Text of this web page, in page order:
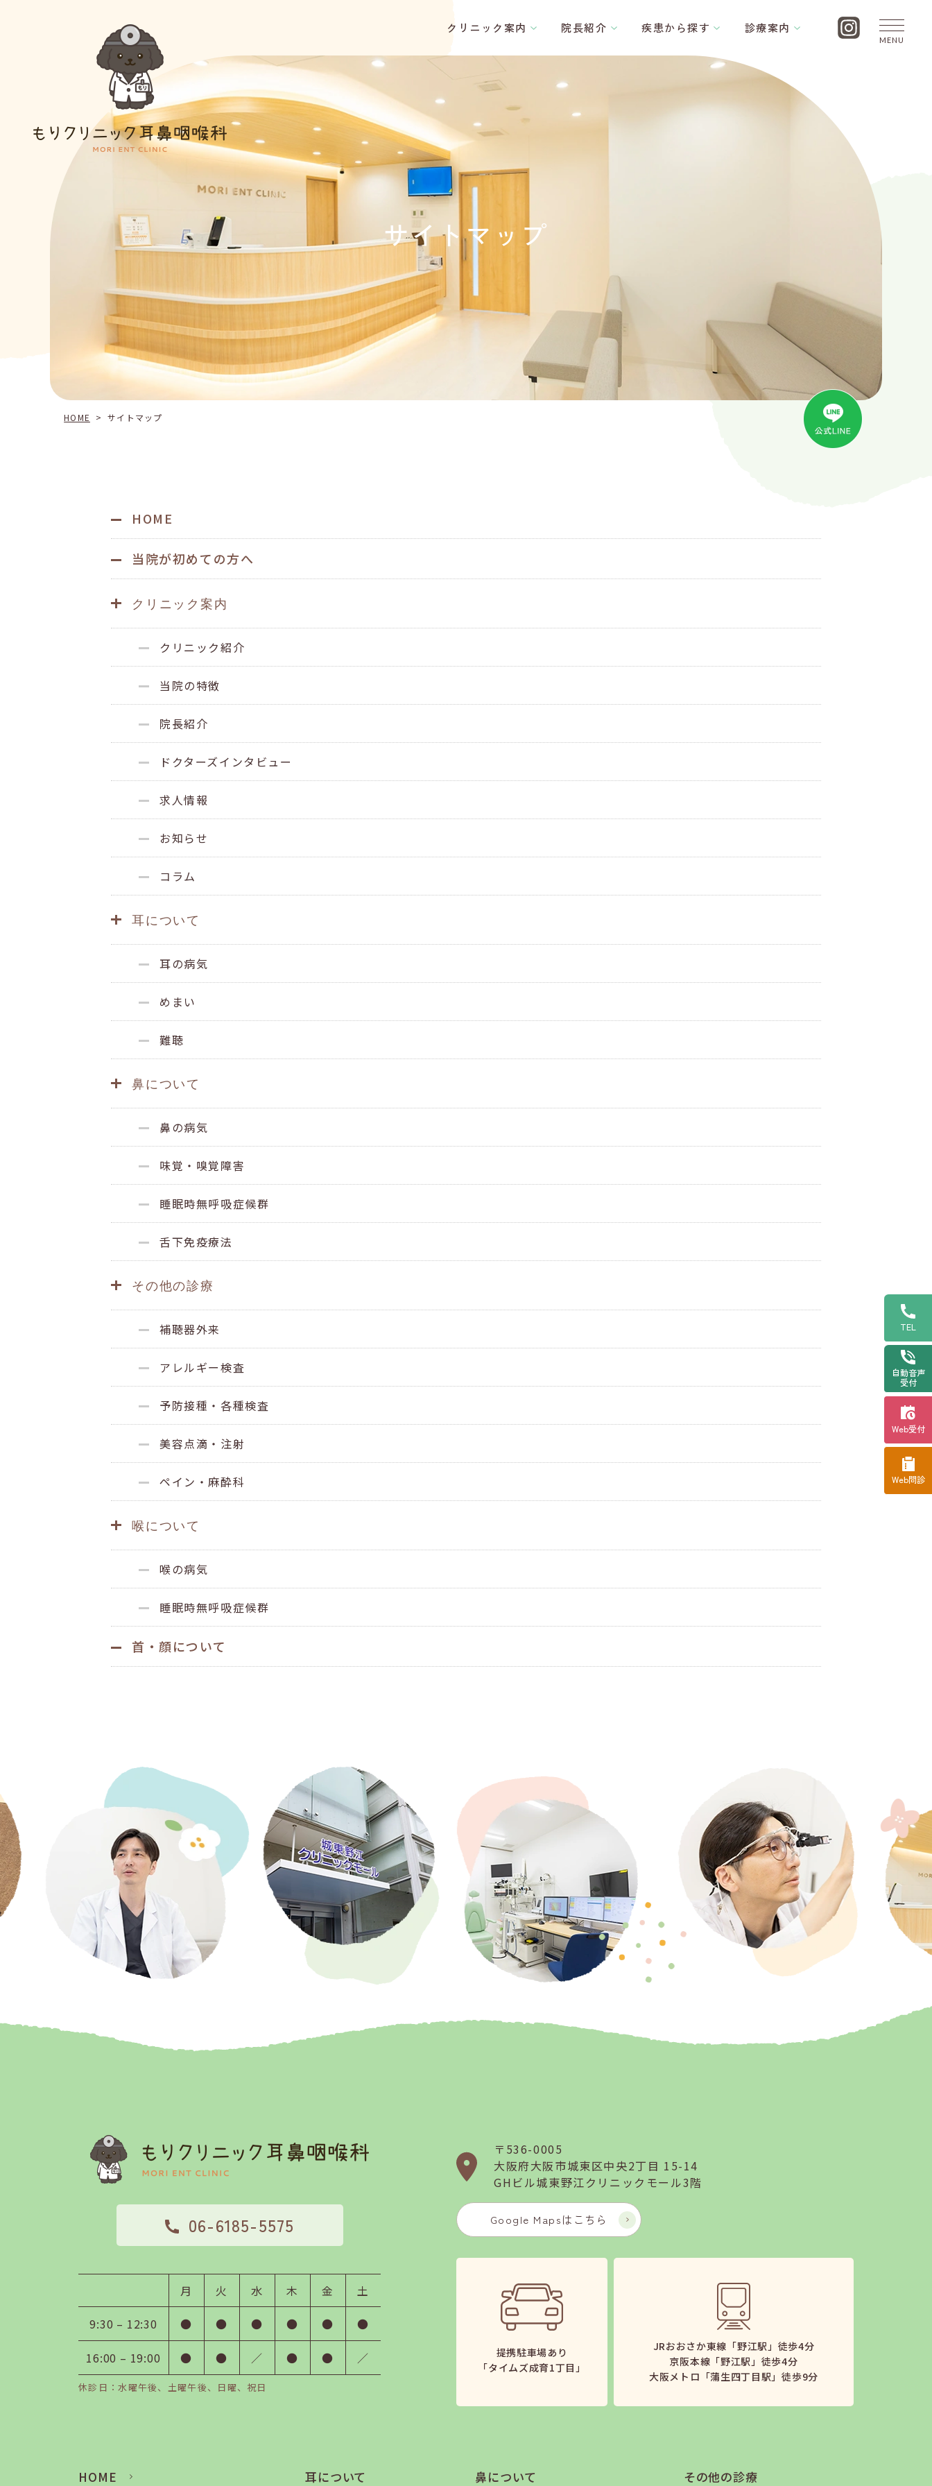
サ
イ
クリニック案内 院長紹介 疾患から探す 診療案内
MENU
サイトマップ
HOME > サイトマップ
HOME
当院が初めての方へ
クリニック案内
クリニック紹介
当院の特徴
院長紹介
ドクターズインタビュー
求人情報
お知らせ
コラム
耳について
耳の病気
めまい
難聴
鼻について
鼻の病気
味覚・嗅覚障害
睡眠時無呼吸症候群
舌下免疫療法
その他の診療
補聴器外来
アレルギー検査
予防接種・各種検査
美容点滴・注射
ペイン・麻酔科
喉について
喉の病気
睡眠時無呼吸症候群
首・顔について
06-6185-5575
月 火 水 木 金
土
9:30 – 12:30
● ● ● ● ● ●
16:00 – 19:00 ● ● ／ ● ● ／
休診日：水曜午後、土曜午後、日曜、祝日
〒536-0005
大阪府大阪市城東区中央2丁目 15-14
GHビル城東野江クリニックモール3階
Google Mapsはこちら
提携駐車場あり
「タイムズ成育1丁目」
JRおおさか東線「野江駅」徒歩4分
京阪本線「野江駅」徒歩4分
大阪メトロ「蒲生四丁目駅」徒歩9分
HOME 耳について 鼻について その他の診療
TEL
自動音声
受付
Web受付
Web問診